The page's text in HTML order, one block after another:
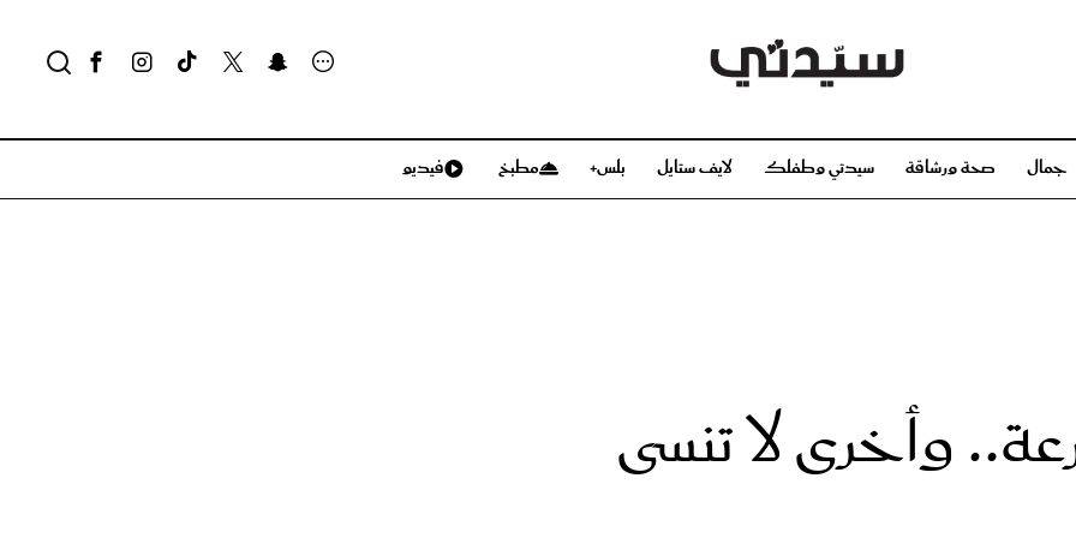
جمال صحة ورشاقة سيدتي وطفلك لايف ستايل بلس+ مطبخ فيديو
وأخرى لا تنسى
مجلة سيدتي
مناسبات X سيدتي